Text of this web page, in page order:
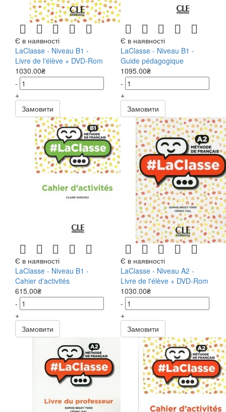
Є в наявності
LaClasse - Niveau B1 -
Livre de l'élève + DVD-Rom
1030.00₴
-
+
Замовити
Є в наявності
LaClasse - Niveau B1 -
Guide pédagogique
1095.00₴
-
+
Замовити
Є в наявності
LaClasse - Niveau B1 -
Cahier d'activités
615.00₴
-
+
Замовити
Є в наявності
LaClasse - Niveau A2 -
Livre de l'élève + DVD-Rom
1030.00₴
-
+
Замовити